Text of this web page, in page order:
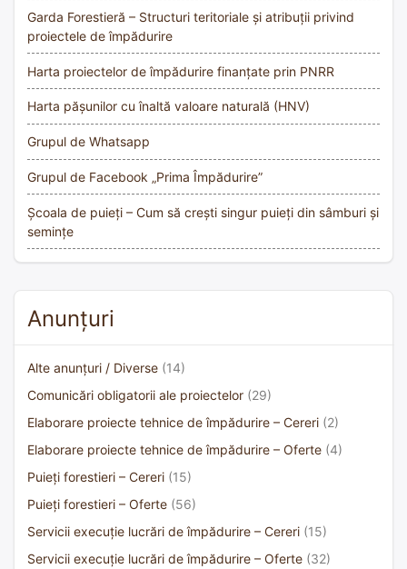
Garda Forestieră – Structuri teritoriale și atribuții privind
proiectele de împădurire
Harta proiectelor de împădurire finanțate prin PNRR
Harta pășunilor cu înaltă valoare naturală (HNV)
Grupul de Whatsapp
Grupul de Facebook „Prima Împădurire”
Școala de puieți – Cum să crești singur puieți din sâmburi și
semințe
Anunțuri
Alte anunțuri / Diverse (14)
Comunicări obligatorii ale proiectelor (29)
Elaborare proiecte tehnice de împădurire – Cereri (2)
Elaborare proiecte tehnice de împădurire – Oferte (4)
Puieți forestieri – Cereri (15)
Puieți forestieri – Oferte (56)
Servicii execuție lucrări de împădurire – Cereri (15)
Servicii execuție lucrări de împădurire – Oferte (32)